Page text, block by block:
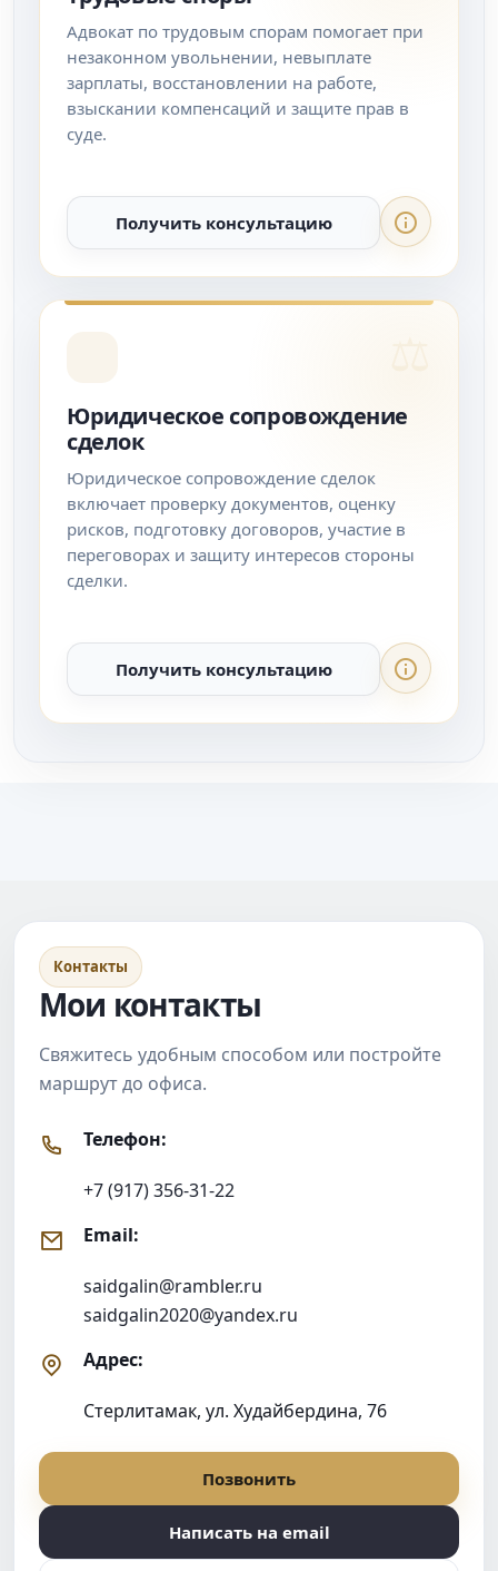
Адвокат по трудовым спорам помогает при
незаконном увольнении, невыплате
зарплаты, восстановлении на работе,
взыскании компенсаций и защите прав в
суде.
Получить консультацию
Юридическое сопровождение
сделок
Юридическое сопровождение сделок
включает проверку документов, оценку
рисков, подготовку договоров, участие в
переговорах и защиту интересов стороны
сделки.
Получить консультацию
Контакты
Мои контакты
Свяжитесь удобным способом или постройте
маршрут до офиса.
Телефон:
+7 (917) 356-31-22
Email:
saidgalin@rambler.ru
saidgalin2020@yandex.ru
Адрес:
Стерлитамак, ул. Худайбердина, 76
Позвонить
Написать на email